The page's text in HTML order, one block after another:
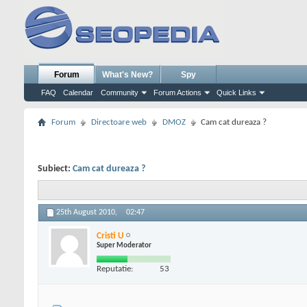
Forum
FAQ Calendar Community Forum Actions Quick Links
What's New? Spy
Forum Directoare web DMOZ Cam cat dureaza ?
Subiect: Cam cat dureaza ?
25th August 2010, 02:47
Cristi U
Super Moderator
Reputatie: 53